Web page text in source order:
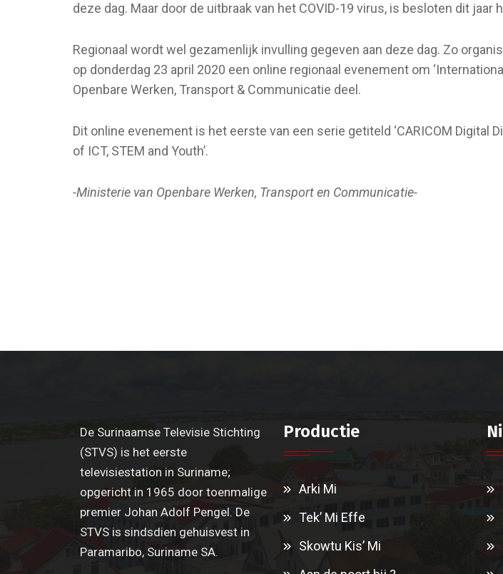
deze dag. Maar door de uitbraak van het COVID-19 virus, is besloten dit jaar
Regionaal wordt wel gezamenlijk invulling gegeven aan deze dag. Zo
op donderdag 23 april 2020 een online regionaal evenement om
Openbare Werken, Transport & Communicatie deel.
Dit online evenement is het eerste van een serie getiteld ‘CARICOM Digital
of ICT, STEM and Youth’.
-Ministerie van Openbare Werken, Transport en Communicatie-
De Surinaamse Televisie Stichting
(STVS) is het eerste
televisiestation in Suriname;
opgericht in 1965 door toenmalige
premier Johan Adolf Pengel. De
STVS is sindsdien gehuisvest in
Paramaribo, Suriname SA.
Productie
Arki Mi
Tek’ Mi Effe
Skowtu Kis’ Mi